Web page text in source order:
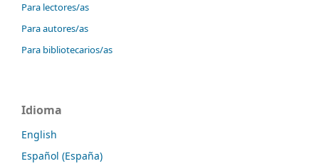
Para lectores/as
Para autores/as
Para bibliotecarios/as
Idioma
English
Español (España)